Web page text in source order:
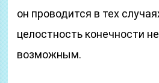
он проводится в тех
целостность конечности
возможным.